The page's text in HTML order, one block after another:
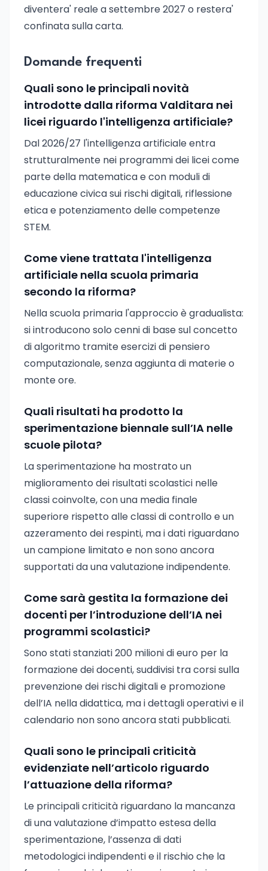
diventera' reale a settembre 2027 o restera'
confinata sulla carta.
Domande frequenti
Quali sono le principali novità
introdotte dalla riforma Valditara nei
licei riguardo l'intelligenza artificiale?
Dal 2026/27 l'intelligenza artificiale entra
strutturalmente nei programmi dei licei come
parte della matematica e con moduli di
educazione civica sui rischi digitali, riflessione
etica e potenziamento delle competenze
STEM.
Come viene trattata l'intelligenza
artificiale nella scuola primaria
secondo la riforma?
Nella scuola primaria l'approccio è gradualista:
si introducono solo cenni di base sul concetto
di algoritmo tramite esercizi di pensiero
computazionale, senza aggiunta di materie o
monte ore.
Quali risultati ha prodotto la
sperimentazione biennale sull’IA nelle
scuole pilota?
La sperimentazione ha mostrato un
miglioramento dei risultati scolastici nelle
classi coinvolte, con una media finale
superiore rispetto alle classi di controllo e un
azzeramento dei respinti, ma i dati riguardano
un campione limitato e non sono ancora
supportati da una valutazione indipendente.
Come sarà gestita la formazione dei
docenti per l’introduzione dell’IA nei
programmi scolastici?
Sono stati stanziati 200 milioni di euro per la
formazione dei docenti, suddivisi tra corsi sulla
prevenzione dei rischi digitali e promozione
dell’IA nella didattica, ma i dettagli operativi e il
calendario non sono ancora stati pubblicati.
Quali sono le principali criticità
evidenziate nell’articolo riguardo
l’attuazione della riforma?
Le principali criticità riguardano la mancanza
di una valutazione d’impatto estesa della
sperimentazione, l’assenza di dati
metodologici indipendenti e il rischio che la